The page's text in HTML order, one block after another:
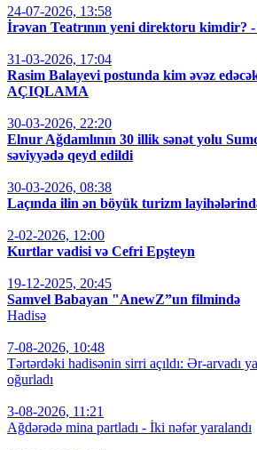
24-07-2026, 13:58
İrəvan Teatrının yeni direktoru kimdir?
31-03-2026, 17:04
Rasim Balayevi postunda kim əvəz
AÇIQLAMA
30-03-2026, 22:20
Elnur Ağdamlının 30 illik sənət yolu
səviyyədə qeyd edildi
30-03-2026, 08:38
Laçında ilin ən böyük turizm
2-02-2026, 12:00
Kurtlar vadisi və Cefri Epşteyn
19-12-2025, 20:45
Samvel Babayan "AnewZ”un filmində
Hadisə
7-08-2026, 10:48
Tərtərdəki hadisənin sirri açıldı: Ər-arvadı
oğurladı
3-08-2026, 11:21
Ağdərədə mina partladı - İki nəfər yaralandı